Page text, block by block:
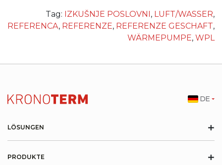
Tag: IZKUŠNJE POSLOVNI, LUFT/WASSER,
REFERENCA, REFERENZE, REFERENZE GESCHAFT,
WÄRMEPUMPE, WPL
LÖSUNGEN +
PRODUKTE +
DE